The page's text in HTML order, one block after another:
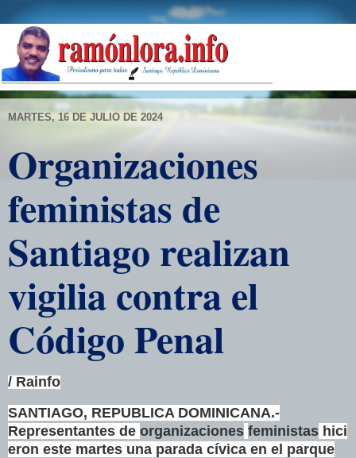
MARTES, 16 DE JULIO DE 2024
Organizaciones
feministas de
Santiago realizan
vigilia contra el
Código Penal
/ Rainfo
SANTIAGO, REPUBLICA DOMINICANA.-
Representantes de organizaciones feministas hici
eron este martes una parada cívica en el parque